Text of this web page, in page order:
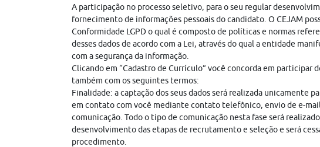
A participação no processo seletivo, para o seu regular
fornecimento de informações pessoais do candidato. O CEJAM
Conformidade LGPD o qual é composto de políticas e normas
desses dados de acordo com a Lei, através do qual a entidade
com a segurança da informação.
Clicando em “Cadastro de Currículo” você concorda em participar
também com os seguintes termos:
Finalidade: a captação dos seus dados será realizada unicamente
em contato com você mediante contato telefônico, envio de e-
comunicação. Todo o tipo de comunicação nesta fase será
desenvolvimento das etapas de recrutamento e seleção e será
procedimento.